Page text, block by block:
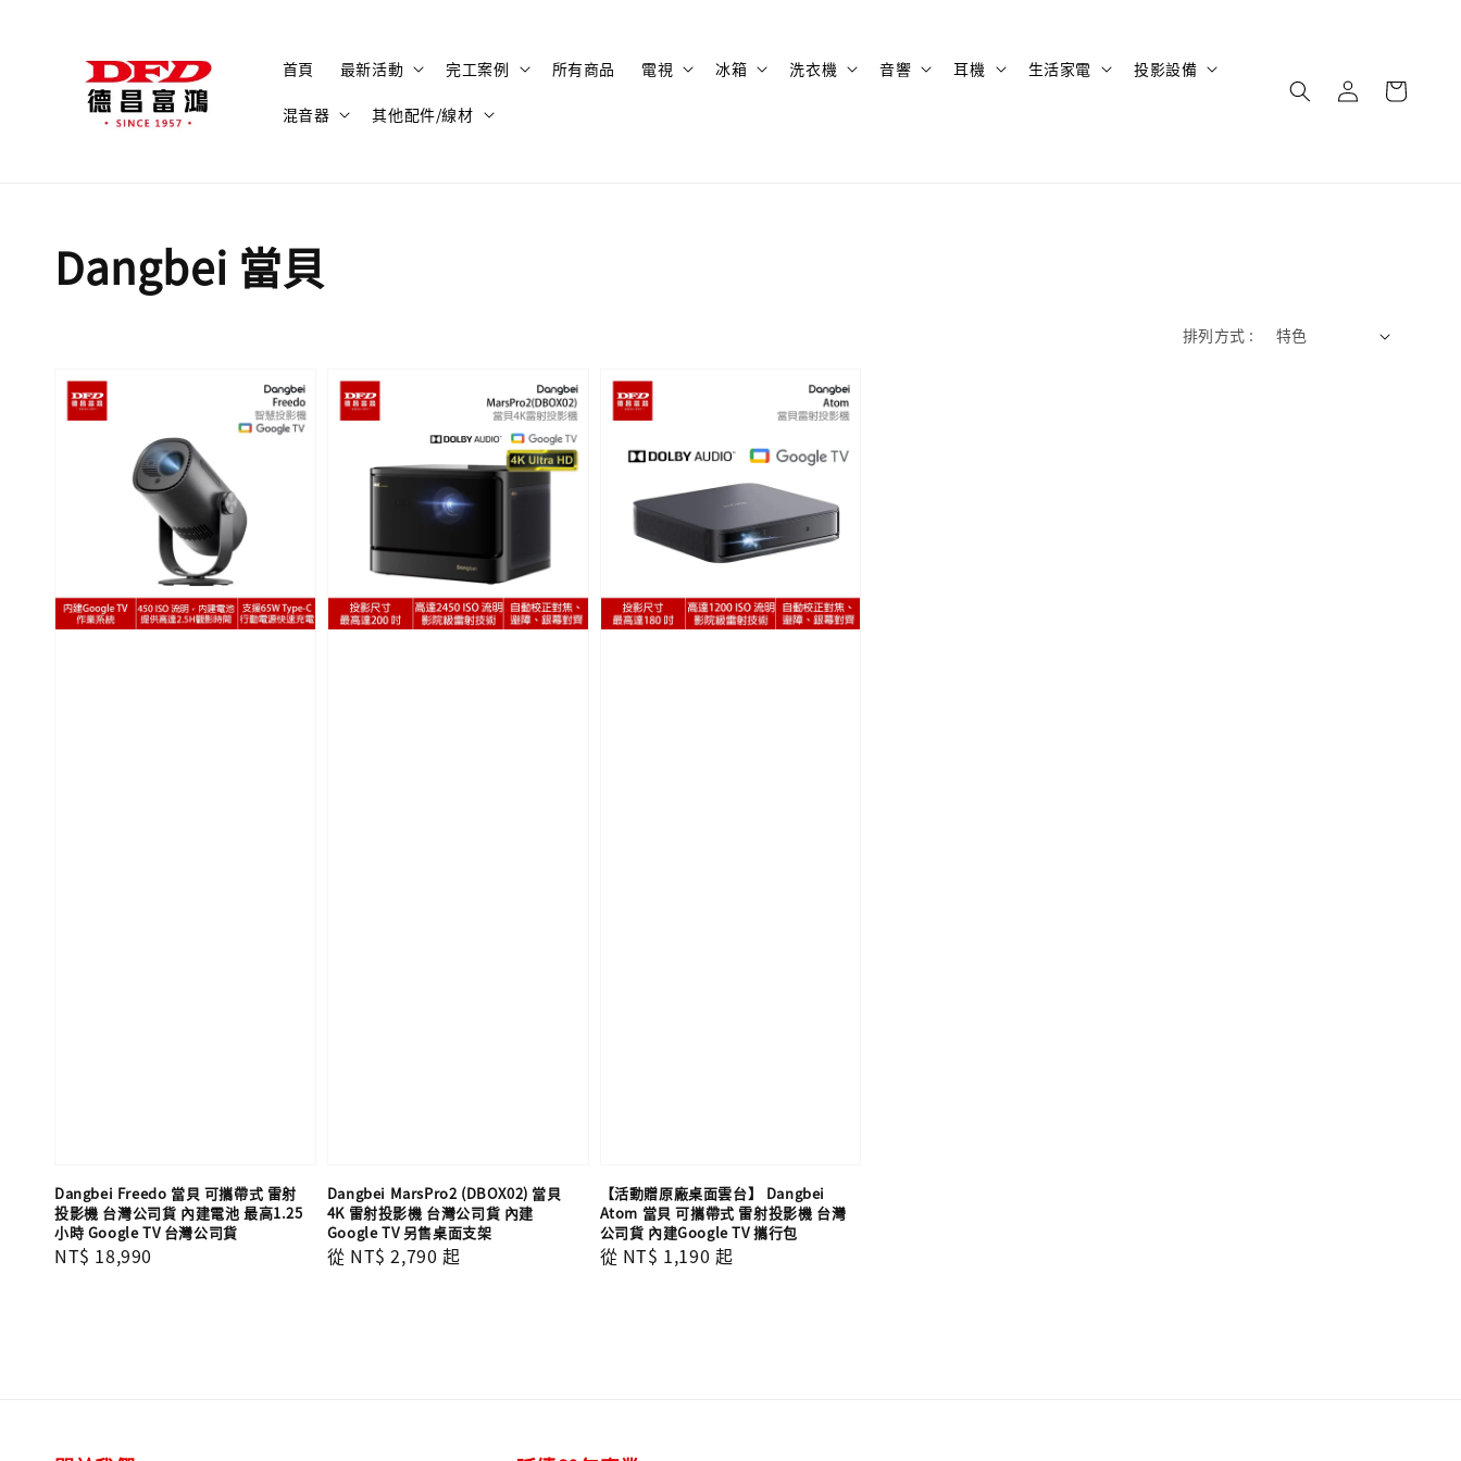
首頁 最新活動 完工案例 所有商品 電視 冰箱 洗衣機 音響 耳機 生活家電 投影設備
混音器 其他配件/線材
Dangbei 當貝
排列方式 :
Dangbei Freedo 當貝 可攜帶式 雷射
投影機 台灣公司貨 內建電池 最高1.25
小時 Google TV 台灣公司貨
Regular
NT$ 18,990
Dangbei MarsPro2 (DBOX02) 當貝
4K 雷射投影機 台灣公司貨 內建
Google TV 另售桌面支架
Regular
從 NT$ 2,790 起
【活動贈原廠桌面雲台】 Dangbei
Atom 當貝 可攜帶式 雷射投影機 台灣
公司貨 內建Google TV 攜行包
Regular
從 NT$ 1,190 起